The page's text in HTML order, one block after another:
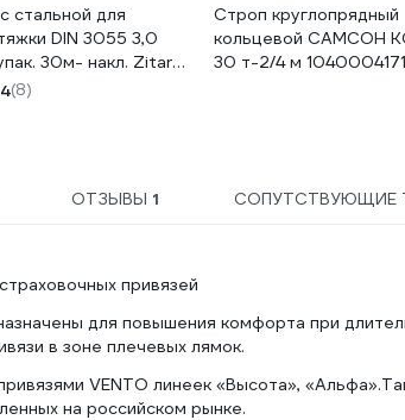
стальной для
DIN 3055 3,0
30м- накл. Zitar
(8)
Строп круглопрядный
кольцевой САМСОН
30 т-2/4 м
ОТЗЫВЫ 1 СОПУТСТВУЮЩИЕ
привязей
для повышения комфорта при
в зоне плечевых лямок.
VENTO линеек «Высота»,
на российском рынке.